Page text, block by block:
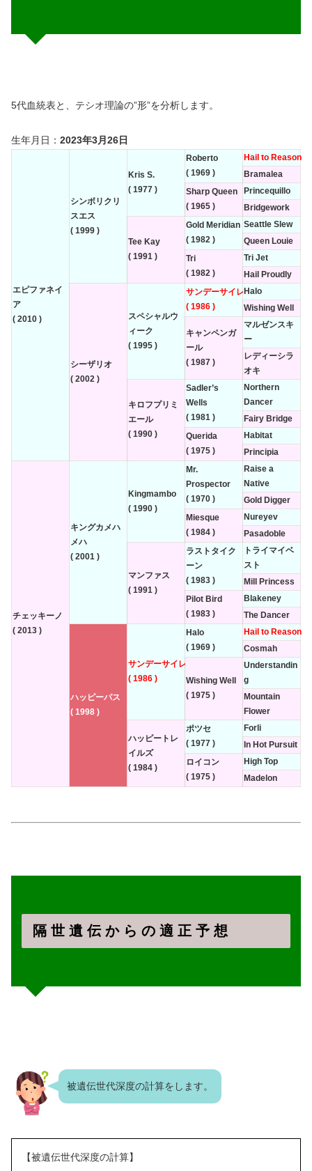
5代血統表と、テシオ理論の”形”を分析します。
生年月日： 2023年3月26日
エピファネイ
ア
( 2010 )
シンボリクリ
スエス
( 1999 )
Kris S.
( 1977 )
Roberto
( 1969 )
Hail to Reason
Bramalea
Sharp Queen
( 1965 )
Princequillo
Bridgework
Tee Kay
( 1991 )
Gold Meridian
( 1982 )
Seattle Slew
Queen Louie
Tri
( 1982 )
Tri Jet
Hail Proudly
シーザリオ
( 2002 )
スペシャルウ
ィーク
( 1995 )
サンデーサイレンス
( 1986 )
Halo
Wishing Well
キャンペンガ
ール
( 1987 )
マルゼンスキ
ー
レディーシラ
オキ
キロフプリミ
エール
( 1990 )
Sadler’s
Wells
( 1981 )
Northern
Dancer
Fairy Bridge
Querida
( 1975 )
Habitat
Principia
チェッキーノ
( 2013 )
キングカメハ
メハ
( 2001 )
Kingmambo
( 1990 )
Mr.
Prospector
( 1970 )
Raise a
Native
Gold Digger
Miesque
( 1984 )
Nureyev
Pasadoble
マンファス
( 1991 )
ラストタイク
ーン
( 1983 )
トライマイベ
スト
Mill Princess
Pilot Bird
( 1983 )
Blakeney
The Dancer
ハッピーパス
( 1998 )
サンデーサイレンス
( 1986 )
Halo
( 1969 )
Hail to Reason
Cosmah
Wishing Well
( 1975 )
Understandin
g
Mountain
Flower
ハッピートレ
イルズ
( 1984 )
ポツセ
( 1977 )
Forli
In Hot Pursuit
ロイコン
( 1975 )
High Top
Madelon
隔 世 遺 伝 か ら の 適 正 予 想
被遺伝世代深度の計算をします。
【被遺伝世代深度の計算】